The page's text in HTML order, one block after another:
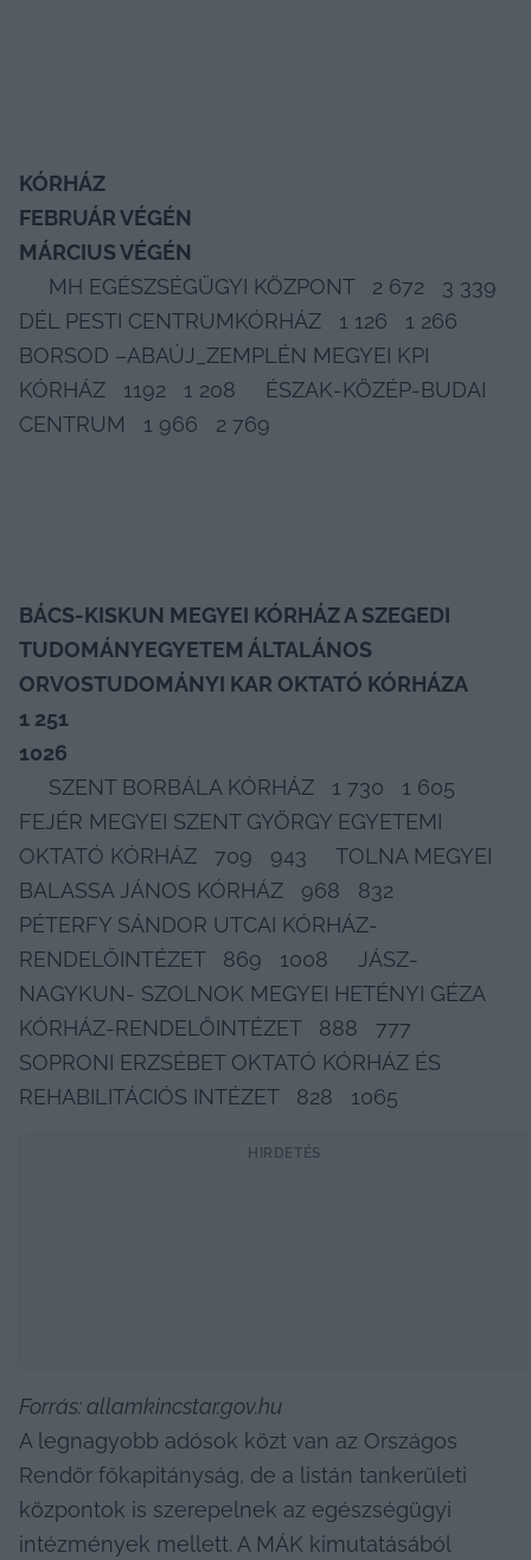
KÓRHÁZ
FEBRUÁR VÉGÉN
MÁRCIUS VÉGÉN
DÉL PESTI CENTRUMKÓRHÁZ   1 126   1 266
BORSOD –ABAÚJ_ZEMPLÉN MEGYEI KPI
KÓRHÁZ   1192   1 208     ÉSZAK-KÖZÉP-BUDAI
CENTRUM   1 966   2 769
BÁCS-KISKUN MEGYEI KÓRHÁZ A SZEGEDI
TUDOMÁNYEGYETEM ÁLTALÁNOS
ORVOSTUDOMÁNYI KAR OKTATÓ KÓRHÁZA
1 251
1026
FEJÉR MEGYEI SZENT GYÖRGY EGYETEMI
OKTATÓ KÓRHÁZ   709   943     TOLNA MEGYEI
BALASSA JÁNOS KÓRHÁZ   968   832
PÉTERFY SÁNDOR UTCAI KÓRHÁZ-
RENDELŐINTÉZET   869   1008     JÁSZ-
NAGYKUN- SZOLNOK MEGYEI HETÉNYI GÉZA
KÓRHÁZ-RENDELŐINTÉZET   888   777
SOPRONI ERZSÉBET OKTATÓ KÓRHÁZ ÉS
REHABILITÁCIÓS INTÉZET   828   1065
HIRDETÉS
Forrás: allamkincstar.gov.hu
A legnagyobb adósok közt van az Országos
Rendőr főkapitányság, de a listán tankerületi
központok is szerepelnek az egészségügyi
intézmények mellett. A MÁK kimutatásából